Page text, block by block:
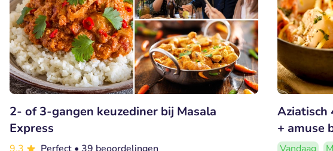
2- of 3-gangen keuzediner bij Masala
Express
9.3 Perfect • 39 beoordelingen
Aziatisch
+ amuse
Vandaag